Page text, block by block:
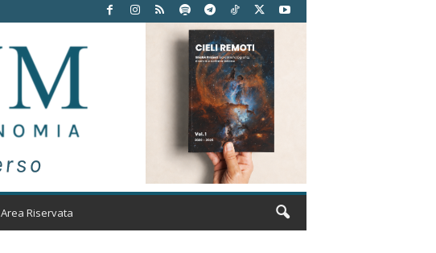
Area Riservata